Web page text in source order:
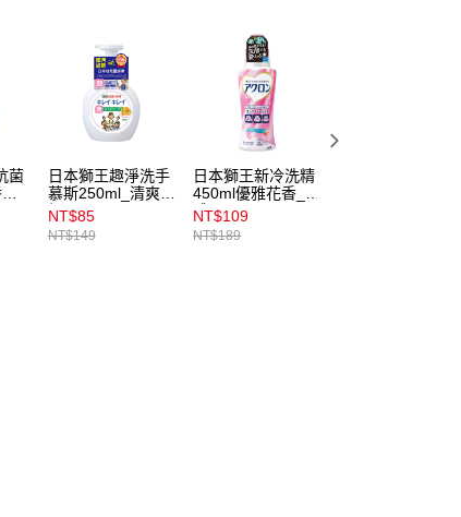
菌
日本獅王趣淨洗手
慕斯250ml_清爽柑
橘
NT$85
NT$149
日本獅王新冷洗精
450ml優雅花香_本
體
NT$109
NT$189